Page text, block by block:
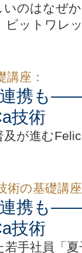
のはなぜ
ビットワレ
座：
連携も
技術
が進む
術の基礎講
連携も
技術
手社員「